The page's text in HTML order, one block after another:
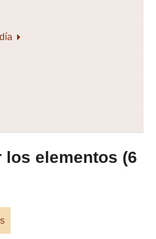
los elementos (6